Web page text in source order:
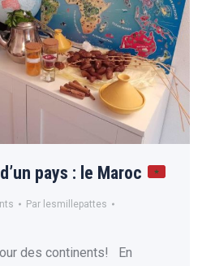
pays : le Maroc
Par lesmillepattes
des continents! En